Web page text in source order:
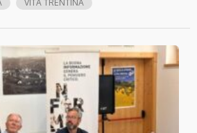
VITA TRENTINA